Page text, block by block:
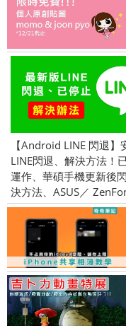
【Android LINE 閃退】
LINE閃退、解決方法！
運作、華碩手機更新後
決方法、ASUS／